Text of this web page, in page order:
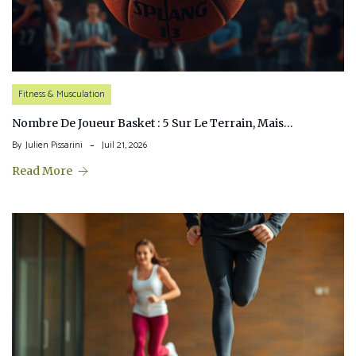
Fitness & Musculation
Nombre De Joueur Basket : 5 Sur Le Terrain, Mais…
By Julien Pissarini Juil 21, 2026
Read More